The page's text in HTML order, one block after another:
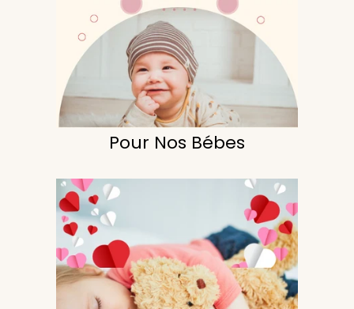
Pour Nos Bébes